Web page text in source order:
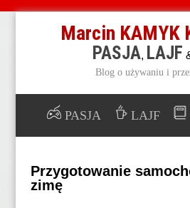
Marcin KAMYK
PASJA, LAJF
Blog o używaniu i
PASJA LAJF
Przygotowanie
zimę